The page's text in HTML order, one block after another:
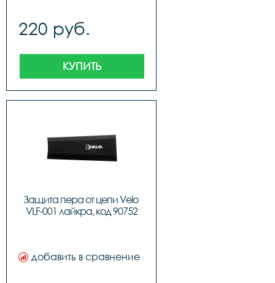
220 руб.
КУПИТЬ
Защита пера от цепи Velo
VLF-001 лайкра, код 90752
добавить в сравнение